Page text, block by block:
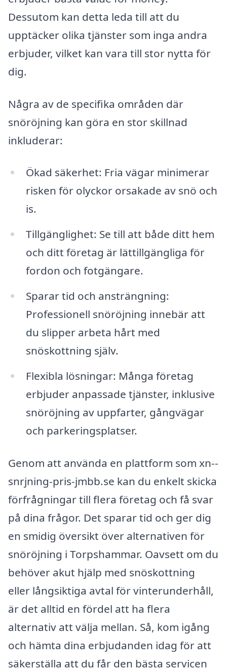
Dessutom kan detta leda till att du
upptäcker olika tjänster som inga andra
erbjuder, vilket kan vara till stor nytta för
dig.
Några av de specifika områden där
snöröjning kan göra en stor skillnad
inkluderar:
Ökad säkerhet: Fria vägar minimerar
risken för olyckor orsakade av snö och
is.
Tillgänglighet: Se till att både ditt hem
och ditt företag är lättillgängliga för
fordon och fotgängare.
Sparar tid och ansträngning:
Professionell snöröjning innebär att
du slipper arbeta hårt med
snöskottning själv.
Flexibla lösningar: Många företag
erbjuder anpassade tjänster, inklusive
snöröjning av uppfarter, gångvägar
och parkeringsplatser.
Genom att använda en plattform som xn--
snrjning-pris-jmbb.se kan du enkelt skicka
förfrågningar till flera företag och få svar
på dina frågor. Det sparar tid och ger dig
en smidig översikt över alternativen för
snöröjning i Torpshammar. Oavsett om du
behöver akut hjälp med snöskottning
eller långsiktiga avtal för vinterunderhåll,
är det alltid en fördel att ha flera
alternativ att välja mellan. Så, kom igång
och hämta dina erbjudanden idag för att
säkerställa att du får den bästa servicen